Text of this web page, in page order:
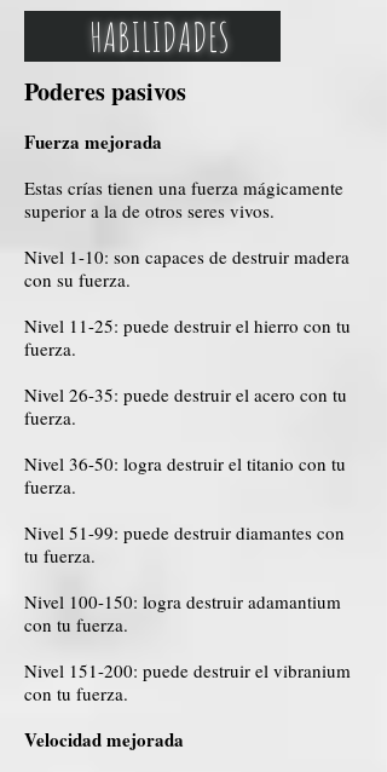
HABILIDADES
Poderes pasivos
Fuerza mejorada
Estas crías tienen una fuerza mágicamente
superior a la de otros seres vivos.
Nivel 1-10: son capaces de destruir madera
con su fuerza.
Nivel 11-25: puede destruir el hierro con tu
fuerza.
Nivel 26-35: puede destruir el acero con tu
fuerza.
Nivel 36-50: logra destruir el titanio con tu
fuerza.
Nivel 51-99: puede destruir diamantes con
tu fuerza.
Nivel 100-150: logra destruir adamantium
con tu fuerza.
Nivel 151-200: puede destruir el vibranium
con tu fuerza.
Velocidad mejorada